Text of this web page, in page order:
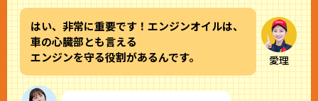
愛理
はい、非常に重要です！エンジンオイルは、
車の心臓部とも言える
エンジンを守る役割があるんです。